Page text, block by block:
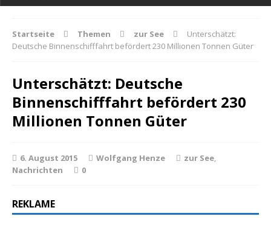
Startseite Themen zur See
Unterschätzt:
Deutsche Binnenschifffahrt befördert 230 Millionen Tonnen Güter
Unterschätzt: Deutsche
Binnenschifffahrt befördert 230
Millionen Tonnen Güter
6. August 2015 Wolfgang Henze zur See,
Nachrichten
0
REKLAME